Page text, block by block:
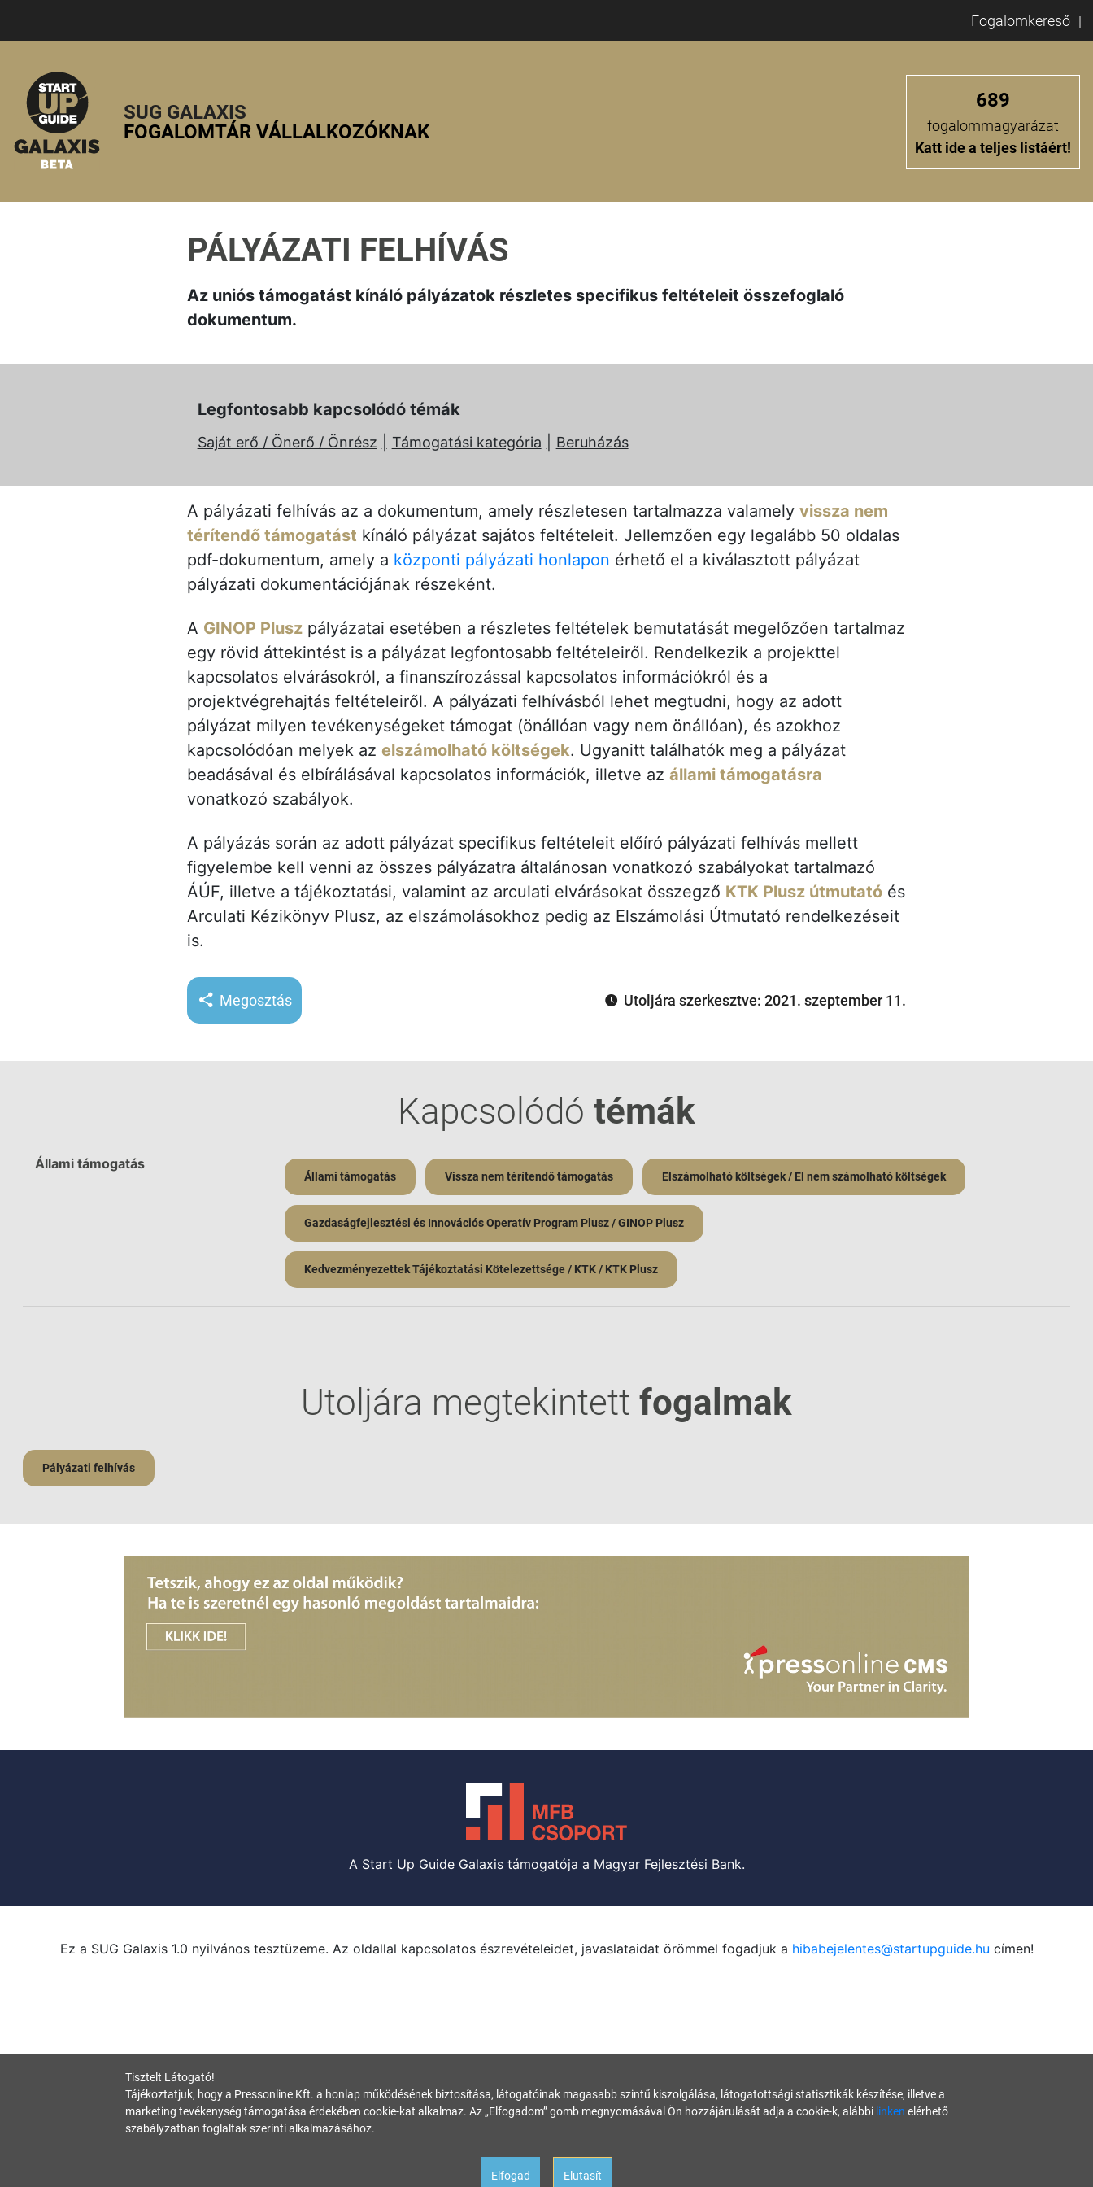
Fogalomkereső
SUG GALAXIS
FOGALOMTÁR VÁLLALKOZÓKNAK
689
fogalommagyarázat
Katt ide a teljes listáért!
PÁLYÁZATI FELHÍVÁS
Az uniós támogatást kínáló pályázatok részletes specifikus feltételeit összefoglaló
dokumentum.
Legfontosabb kapcsolódó témák
Saját erő / Önerő / Önrész Támogatási kategória Beruházás
A pályázati felhívás az a dokumentum, amely részletesen tartalmazza valamely vissza nem
térítendő támogatást kínáló pályázat sajátos feltételeit. Jellemzően egy legalább 50 oldalas
pdf-dokumentum, amely a központi pályázati honlapon érhető el a kiválasztott pályázat
pályázati dokumentációjának részeként.
A GINOP Pluszpályázatai esetében a részletes feltételek bemutatását megelőzően tartalmaz
egy rövid áttekintést is a pályázat legfontosabb feltételeiről. Rendelkezik a projekttel
kapcsolatos elvárásokról, a finanszírozással kapcsolatos információkról és a
projektvégrehajtás feltételeiről. A pályázati felhívásból lehet megtudni, hogy az adott
pályázat milyen tevékenységeket támogat (önállóan vagy nem önállóan), és azokhoz
kapcsolódóan melyek az elszámolható költségek. Ugyanitt találhatók meg a pályázat
beadásával és elbírálásával kapcsolatos információk, illetve az állami támogatásra
vonatkozó szabályok.
A pályázás során az adott pályázat specifikus feltételeit előíró pályázati felhívás mellett
figyelembe kell venni az összes pályázatra általánosan vonatkozó szabályokat tartalmazó
ÁÚF, illetve a tájékoztatási, valamint az arculati elvárásokat összegző KTK Plusz útmutatóés
Arculati Kézikönyv Plusz, az elszámolásokhoz pedig az Elszámolási Útmutató rendelkezéseit
is.
Megosztás Utoljára szerkesztve: 2021. szeptember 11.
Kapcsolódó témák
Állami támogatás
Állami támogatás Vissza nem térítendő támogatás Elszámolható költségek / El nem számolható költségek
Gazdaságfejlesztési és Innovációs Operatív Program Plusz / GINOP Plusz
Kedvezményezettek Tájékoztatási Kötelezettsége / KTK / KTK Plusz
Utoljára megtekintett fogalmak
Pályázati felhívás
A Start Up Guide Galaxis támogatója a Magyar Fejlesztési Bank.
Ez a SUG Galaxis 1.0 nyilvános tesztüzeme. Az oldallal kapcsolatos észrevételeidet, javaslataidat örömmel fogadjuk a hibabejelentes@startupguide.hu címen!
Tisztelt Látogató!
Tájékoztatjuk, hogy a Pressonline Kft. a honlap működésének biztosítása, látogatóinak magasabb szintű kiszolgálása, látogatottsági statisztikák készítése, illetve a
marketing tevékenység támogatása érdekében cookie-kat alkalmaz. Az „Elfogadom” gomb megnyomásával Ön hozzájárulását adja a cookie-k, alábbi linken elérhető
szabályzatban foglaltak szerinti alkalmazásához.
Elfogad Elutasít